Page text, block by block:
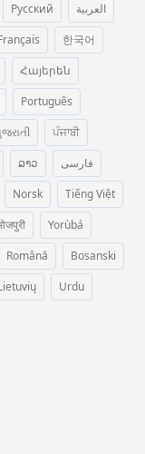
Русский
العربية
한국어
Հայերեն
Português
ਪੰਜਾਬੀ
ລາວ
فارسی
Norsk
Tiếng Việt
Yorùbá
Română
Bosanski
Urdu